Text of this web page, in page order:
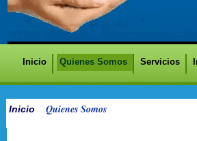
Inicio Quienes Somos Servicios
Inicio Quienes Somos